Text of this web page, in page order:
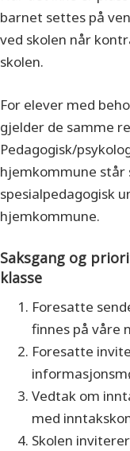
barnet settes på
ved skolen når
skolen.
For elever med
gjelder de samme
Pedagogisk/
hjemkommune står
spesialpedagogisk
hjemkommune.
Saksgang og
klasse
Foresatte
finnes på våre
Foresatte
Vedtak om
med
Skolen